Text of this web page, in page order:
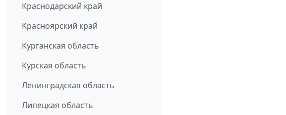
Краснодарский край
Красноярский край
Курганская область
Курская область
Ленинградская область
Липецкая область